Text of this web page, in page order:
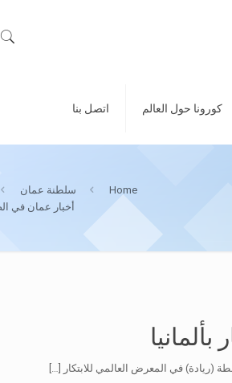
كورونا حول العالم اتصل بنا
Home سلطنة عمان
أخبار عمان في
(ريادة) في المعرض العالمي للابتكار […]